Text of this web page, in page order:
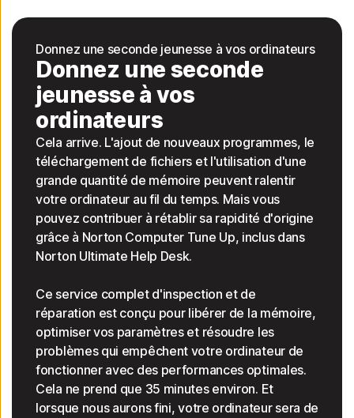
Donnez une seconde jeunesse à vos ordinateurs
Donnez une seconde
jeunesse à vos
ordinateurs
Cela arrive. L'ajout de nouveaux programmes, le
téléchargement de fichiers et l'utilisation d'une
grande quantité de mémoire peuvent ralentir
votre ordinateur au fil du temps. Mais vous
pouvez contribuer à rétablir sa rapidité d'origine
grâce à Norton Computer Tune Up, inclus dans
Norton Ultimate Help Desk.
Ce service complet d'inspection et de
réparation est conçu pour libérer de la mémoire,
optimiser vos paramètres et résoudre les
problèmes qui empêchent votre ordinateur de
fonctionner avec des performances optimales.
Cela ne prend que 35 minutes environ. Et
lorsque nous aurons fini, votre ordinateur sera de